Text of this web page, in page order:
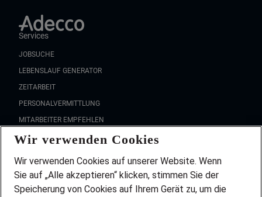
Services
JOBSUCHE
LEBENSLAUF GENERATOR
ZEITARBEIT
PERSONALVERMITTLUNG
MITARBEITER EMPFEHLEN
FAQ
Wir stellen ein!
DEINE BERUFSGRUPPE
DEINE LEBENSSITUATION
Wir verwenden Cookies
Wir verwenden Cookies auf unserer Website. Wenn
Sie auf „Alle akzeptieren“ klicken, stimmen Sie der
Speicherung von Cookies auf Ihrem Gerät zu, um die